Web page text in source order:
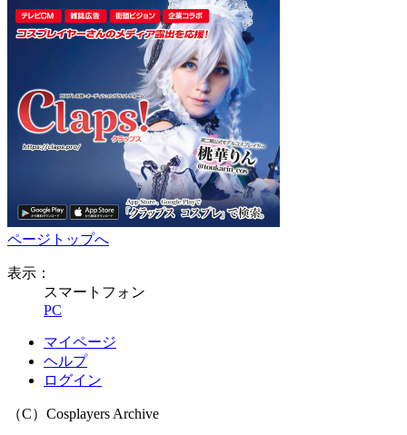
ページトップへ
表示：
スマートフォン
PC
マイページ
ヘルプ
ログイン
（C）Cosplayers Archive